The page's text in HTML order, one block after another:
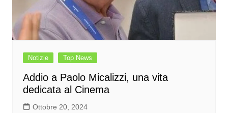
Notizie Top News
Addio a Paolo Micalizzi, una vita
dedicata al Cinema
Ottobre 20, 2024